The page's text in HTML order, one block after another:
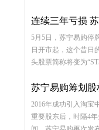
连续三年亏损
5月5日，苏宁易购停
日开市起，这个昔日
头股票简称将变为
苏宁易购筹划股
将亮相
2016年成功引入淘宝
重要股东后，时隔4